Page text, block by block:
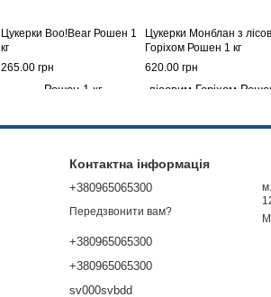
Цукерки Boo!Bear Рошен 1
кг
265.00 грн
Цукерки Монблан з
Горіхом Рошен 1 кг
620.00 грн
Контактна інформація
+380965065300
Передзвонити вам?
+380965065300
+380965065300
sv000svbdd